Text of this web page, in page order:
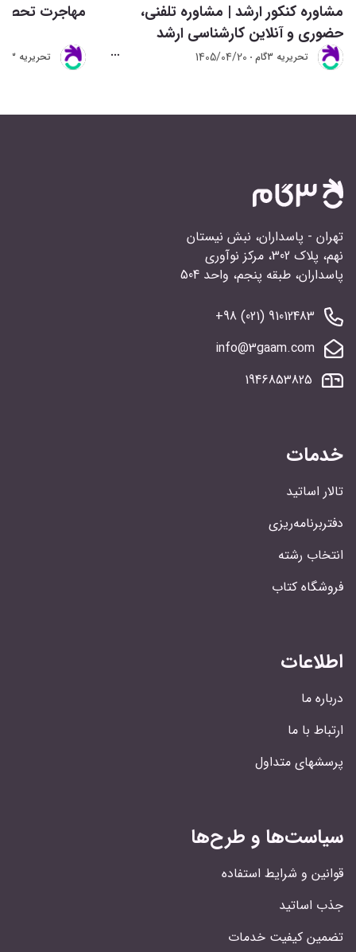
مشاوره کنکور ارشد | مشاوره تلفنی،
حضوری و آنلاین کارشناسی ارشد
تحريريه 3گام 1405/04/20
مهاجرت
تحريريه 3گام
تهران - پاسداران، نبش نیستان
نهم، پلاک 302، مرکز نوآوری
پاسداران، طبقه پنجم، واحد 504
91012483 (021) 98+
info@3gaam.com
1946853825
خدمات
تالار اساتید
دفتربرنامه‌ریزی
انتخاب رشته
فروشگاه کتاب
اطلاعات
درباره ما
ارتباط با ما
پرسشهای متداول
سیاست‌ها و طرح‌ها
قوانین و شرایط استفاده
جذب اساتید
تضمین کیفیت خدمات